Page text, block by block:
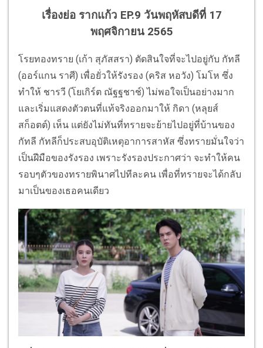
เรื่องย่อ รากแก้ว EP.9 วันพฤหัสบดีที่ 17
พฤศจิกายน 2565
โรยทองทราย (เก้า สุภัสสรา) ตัดสินใจที่จะไปอยู่กับ กัทลี
(ออร์แกน ราศี) เพื่อยั่วให้รังรอง (คริส หอวัง) โมโห ซึ่ง
ทำให้ ชารวี (โยเกิร์ต ณัฐฐชาช์) ไม่พอใจเป็นอย่างมาก
และเริ่มแสดงตัวตนที่แท้จริงออกมาให้ กิดา (หลุยส์
สก็อตต์) เห็น แต่ยังไม่ทันที่ทรายจะย้ายไปอยู่ที่บ้านของ
กัทลี กัทลีก็ประสบอุบัติเหตุอาการสาหัส ซึ่งทรายมั่นใจว่า
เป็นฝีมือของรังรอง เพราะรังรองประกาศว่า จะทำให้คน
รอบๆตัวของทรายพินาศไปทีละคน เพื่อที่ทรายจะได้กลับ
มาเป็นของเธอคนเดียว